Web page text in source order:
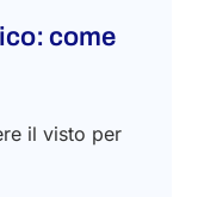
come
il visto per